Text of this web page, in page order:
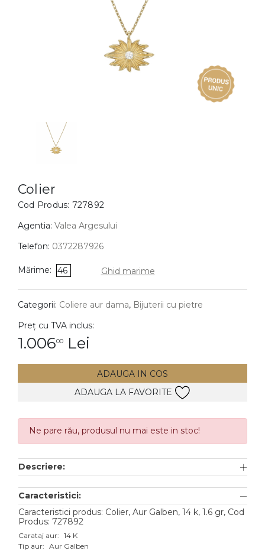
BIJUTERII COPII
Cercei
Bratari
Coliere
Lanturi
Pandantive
DIAMANTE Vezi toate
Cercei
Accesorii
TIP METAL
Aur galben
Aur alb
Aur roz
Aur mixt
Colier
Cod Produs: 727892
Agentia: Valea Argesului
Telefon: 0372287926
Mărime: 46 Ghid marime
Categorii: Coliere aur dama, Bijuterii cu pietre
Preț cu TVA inclus:
1.00600 Lei
ADAUGA IN COS
ADAUGA LA FAVORITE
Ne pare rău, produsul nu mai este in stoc!
Descriere:
Caracteristici:
Caracteristici produs: Colier, Aur Galben, 14 k, 1.6 gr, Cod
Produs: 727892
Carataj aur: 14 K
Tip aur: Aur Galben